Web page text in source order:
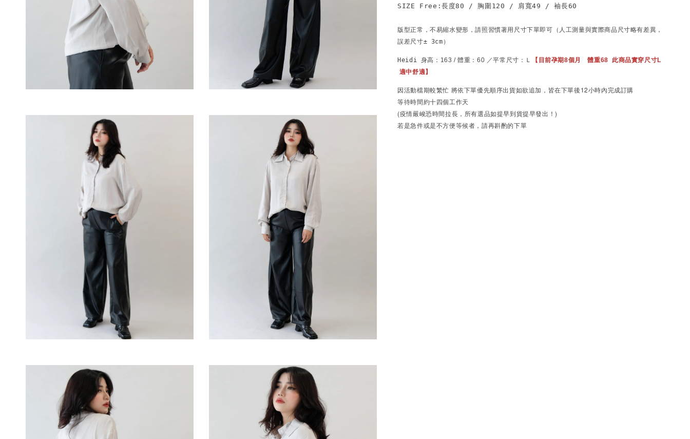
版型正常，不易縮水變形，請照習慣著用尺寸下單即可 （人工測量與實際商品尺寸略有差異，
誤差尺寸± 3cm）
Heidi 身高：163 / 體重：60 ／平常尺寸：Ｌ
【目前孕期8個月　體重68  此商品實穿尺寸L
適中舒適】
因活動檔期較繁忙 將依下單優先順序出貨如欲追加，皆在下單後12小時內完成訂購
等待時間約十四個工作天
(疫情嚴峻恐時間拉長，所有選品如提早到貨提早發出！)
若是急件或是不方便等候者，請再斟酌的下單